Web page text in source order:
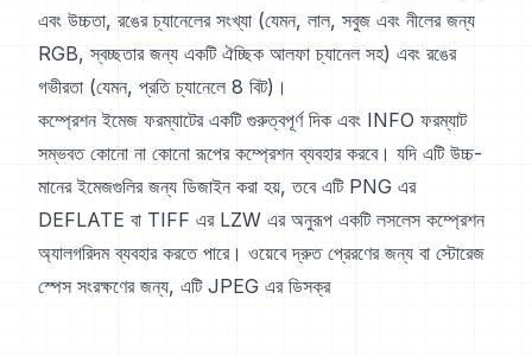
এবং উচ্চতা, রঙের চ্যানেলের সংখ্যা (যেমন, লাল, সবুজ এবং নীলের জন্য
RGB, স্বচ্ছতার জন্য একটি ঐচ্ছিক আলফা চ্যানেল সহ) এবং রঙের
গভীরতা (যেমন, প্রতি চ্যানেলে 8 বিট)।
কম্প্রেশন ইমেজ ফরম্যাটের একটি গুরুত্বপূর্ণ দিক এবং INFO ফরম্যাট
সম্ভবত কোনো না কোনো রূপের কম্প্রেশন ব্যবহার করবে। যদি এটি উচ্চ-
মানের ইমেজগুলির জন্য ডিজাইন করা হয়, তবে এটি PNG এর
DEFLATE বা TIFF এর LZW এর অনুরূপ একটি লসলেস কম্প্রেশন
অ্যালগরিদম ব্যবহার করতে পারে। ওয়েবে দ্রুত প্রেরণের জন্য বা স্টোরেজ
স্পেস সংরক্ষণের জন্য, এটি JPEG এর ডিসক্র